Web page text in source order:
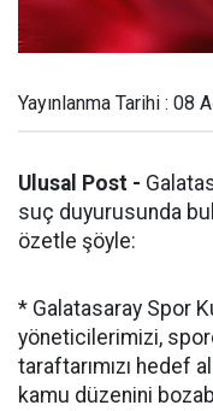
Yayınlanma Tarihi : 08
Ulusal Post -
suç duyurusunda
özetle şöyle:
* Galatasaray Spor
yöneticilerimizi,
taraftarımızı hedef
kamu düzenini